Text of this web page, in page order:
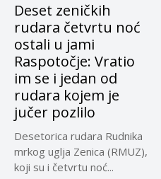
Deset zeničkih
rudara četvrtu noć
ostali u jami
Raspotočje: Vratio
im se i jedan od
rudara kojem je
jučer pozlilo
Desetorica rudara Rudnika
mrkog uglja Zenica (RMUZ),
koji su i četvrtu noć...